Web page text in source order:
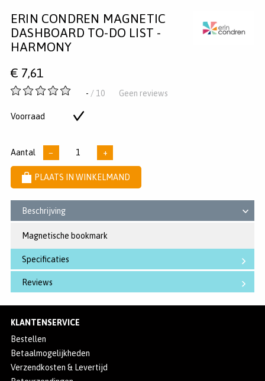
op
Pinterest
op
Twitter
op
Facebook
ERIN CONDREN MAGNETIC
DASHBOARD TO-DO LIST -
HARMONY
€ 7,61
-
5
- / 10 Geen reviews
Voorraad
Aantal − +
PLAATS IN WINKELMAND
Beschrijving
Magnetische bookmark
Specificaties
Reviews
KLANTENSERVICE
Bestellen
Betaalmogelijkheden
Verzendkosten & Levertijd